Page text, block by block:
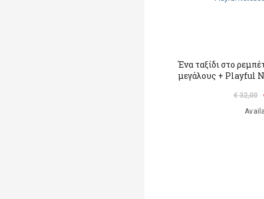
Ένα ταξίδι στο
μεγάλους + Playful
€ 32,00